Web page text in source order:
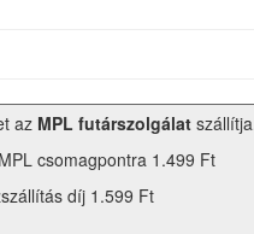
az MPL futárszolgálat
csomagpontra 1.499 Ft
díj 1.599 Ft